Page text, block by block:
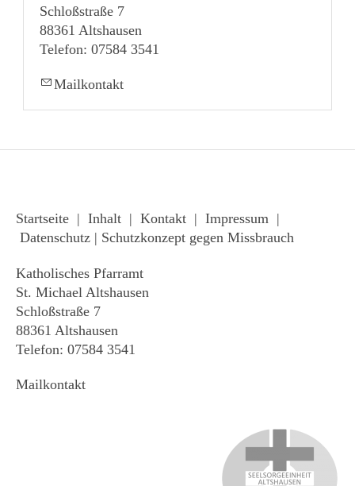
Schloßstraße 7
88361 Altshausen
Telefon: 07584 3541
Mailkontakt
Startseite | Inhalt | Kontakt | Impressum |
Datenschutz | Schutzkonzept gegen Missbrauch
Katholisches Pfarramt
St. Michael Altshausen
Schloßstraße 7
88361 Altshausen
Telefon: 07584 3541
Mailkontakt